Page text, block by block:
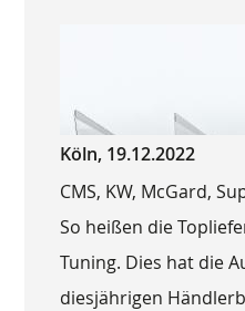
Köln, 19.12.2022
CMS, KW, McGard,
So heißen die
Tuning. Dies hat die
diesjährigen